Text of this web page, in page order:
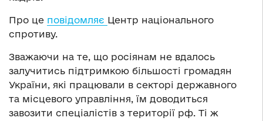
Про це повідомляє Центр національного
спротиву.
Зважаючи на те, що росіянам не вдалось
залучитись підтримкою більшості громадян
України, які працювали в секторі державного
та місцевого управління, їм доводиться
завозити спеціалістів з території рф. Ті ж